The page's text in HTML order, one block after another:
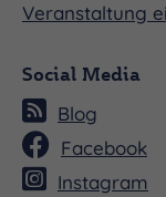
Veranstaltung
Social Media
Blog
Facebook
Instagram